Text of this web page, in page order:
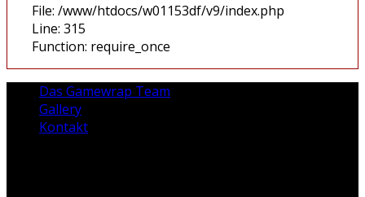
File: /www/htdocs/w01153df/v9/index.php
Line: 315
Function: require_once
Das Gamewrap Team
Gallery
Kontakt